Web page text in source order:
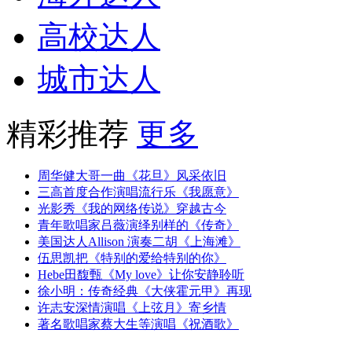
高校达人
城市达人
精彩推荐 更多
周华健大哥一曲《花旦》风采依旧
三高首度合作演唱流行乐《我愿意》
光影秀《我的网络传说》穿越古今
青年歌唱家吕薇演绎别样的《传奇》
美国达人Allison 演奏二胡《上海滩》
伍思凯把《特别的爱给特别的你》
Hebe田馥甄《My love》让你安静聆听
徐小明：传奇经典《大侠霍元甲》再现
许志安深情演唱《上弦月》寄乡情
著名歌唱家蔡大生等演唱《祝酒歌》